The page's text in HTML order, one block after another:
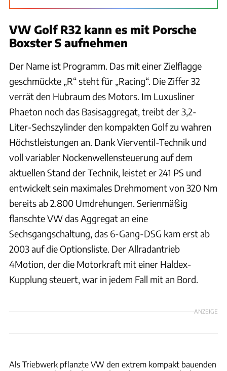
VW Golf R32 kann es mit Porsche
Boxster S aufnehmen
Der Name ist Programm. Das mit einer Zielflagge
geschmückte „R“ steht für „Racing“. Die Ziffer 32
verrät den Hubraum des Motors. Im Luxusliner
Phaeton noch das Basisaggregat, treibt der 3,2-
Liter-Sechszylinder den kompakten Golf zu wahren
Höchstleistungen an. Dank Vierventil-Technik und
voll variabler Nockenwellensteuerung auf dem
aktuellen Stand der Technik, leistet er 241 PS und
entwickelt sein maximales Drehmoment von 320 Nm
bereits ab 2.800 Umdrehungen. Serienmäßig
flanschte VW das Aggregat an eine
Sechsgangschaltung, das 6-Gang-DSG kam erst ab
2003 auf die Optionsliste. Der Allradantrieb
4Motion, der die Motorkraft mit einer Haldex-
Kupplung steuert, war in jedem Fall mit an Bord.
ANZEIGE
Als Triebwerk pflanzte VW den extrem kompakt bauenden